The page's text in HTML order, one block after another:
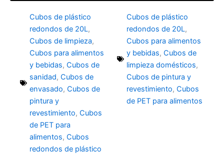
Cubos de plástico
redondos de 20L,
Cubos de limpieza,
Cubos para alimentos
y bebidas, Cubos de
sanidad, Cubos de
envasado, Cubos de
pintura y
revestimiento, Cubos
de PET para
alimentos, Cubos
redondos de plástico
Cubos de plástico
redondos de 20L,
Cubos para alimentos
y bebidas, Cubos de
limpieza domésticos,
Cubos de pintura y
revestimiento, Cubos
de PET para alimentos